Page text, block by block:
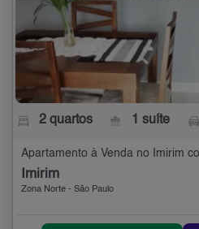
2 quartos 1 suíte
Apartamento à Venda no Imirim
Imirim
Zona Norte - São Paulo